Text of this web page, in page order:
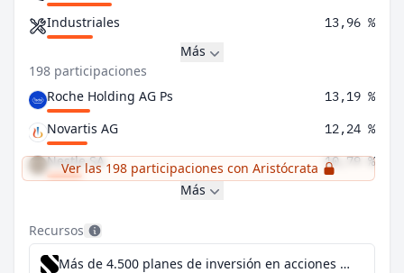
Industriales 13,96 %
Más
198 participaciones
Roche Holding AG Ps
13,19 %
Novartis AG 12,24 %
Nestle SA 10,79 %
Ver las 198 participaciones con Aristócrata
Más
Recursos
Más de 4.500 planes de inversión en acciones desde 1 €